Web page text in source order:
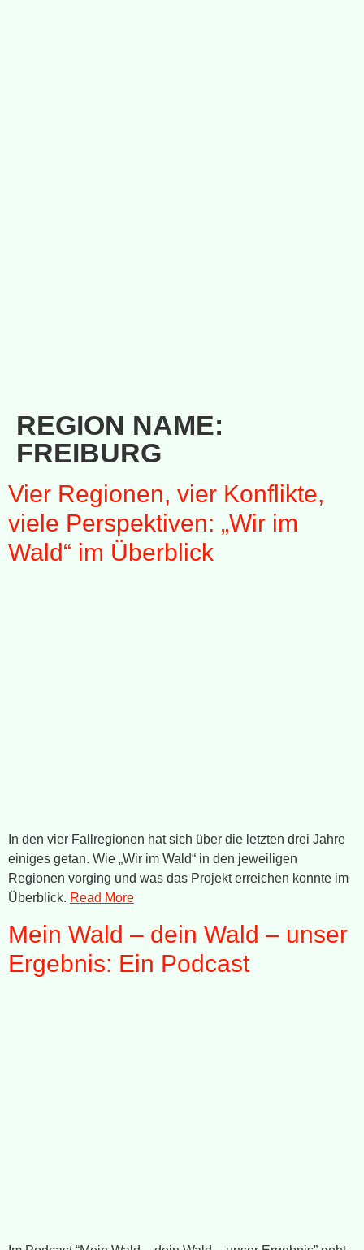
REGION NAME:
FREIBURG
Vier Regionen, vier Konflikte,
viele Perspektiven: „Wir im
Wald“ im Überblick
In den vier Fallregionen hat sich über die letzten drei Jahre
einiges getan. Wie „Wir im Wald“ in den jeweiligen
Regionen vorging und was das Projekt erreichen konnte im
Überblick. Read More
Mein Wald – dein Wald – unser
Ergebnis: Ein Podcast